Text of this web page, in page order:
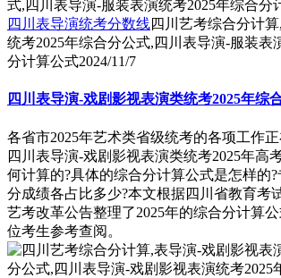
四川表导演统考分数线四川艺考综合分计
统考2025年综合分公式,四川表导演-服装表
分计算公式2024/11/7
四川表导演-戏剧影视表演类统考2025年综
各省市2025年艺术类省级统考的各项工作
四川表导演-戏剧影视表演类统考2025年高
何计算的?具体的综合分计算公式是怎样的
分成绩各占比多少?本文根据四川省教育考
艺考改革公告整理了2025年的综合分计算
位考生参考查阅。